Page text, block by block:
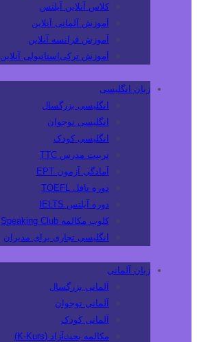
کلاس آنلاین آیلتس
آموزش آلمانی آنلاین
آموزش فرانسه آنلاین
آموزش ترکی‌استانبولی آنلاین
زبان انگلیسی
انگلیسی بزرگسال
انگلیسی نوجوان
انگلیسی کودک
تربیت مدرس TTC
آمادگی آزمون EPT
دوره تافل TOEFL
دوره آیلتس IELTS
کلوپ مکالمه Speaking Club
انگلیسی تجاری برای مدیران
زبان آلمانی
آلمانی بزرگسال
آلمانی نوجوان
آلمانی کودک
مکالمه بحث‌آزاد (K-Kurs)